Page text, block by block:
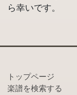
ら幸いです。
トップページ
楽譜を検索する